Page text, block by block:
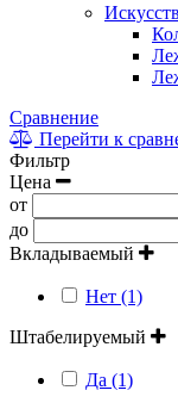
Сравнение
Перейти к
Фильтр
Цена
от
до
Вкладываемый
Нет (1)
Штабелируемый
Да (1)